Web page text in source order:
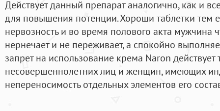
Действует данный препарат аналогично, как и
для повышения потенции. Хороши таблетки тем
нервозность и во время полового акта мужчина
нернечает и не переживает, а спокойно
запрет на использование крема Naron действует
несовершеннолетних лиц и женщин, имеющих
непереносимость отдельных элементов его